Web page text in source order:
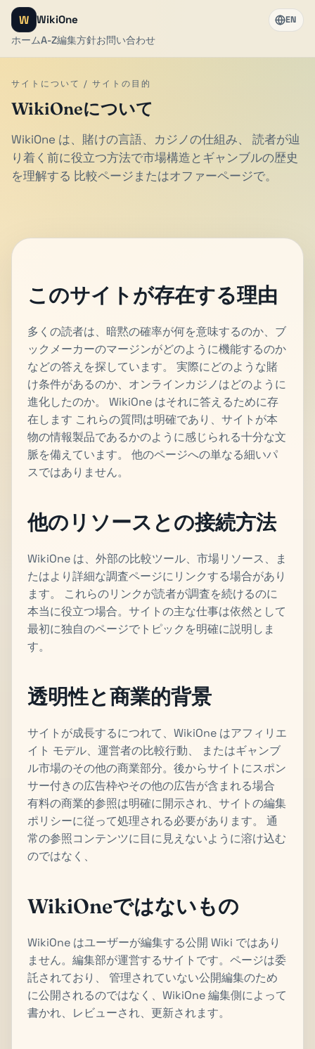
W WikiOne
ホームA-Z編集方針お問い合わせ
EN
サイトについて / サイトの目的
WikiOneについて
WikiOne は、賭けの言語、カジノの仕組み、 読者が辿
り着く前に役立つ方法で市場構造とギャンブルの歴史
を理解する 比較ページまたはオファーページで。
このサイトが存在する理由
多くの読者は、暗黙の確率が何を意味するのか、ブ
ックメーカーのマージンがどのように機能するのか
などの答えを探しています。 実際にどのような賭
け条件があるのか、オンラインカジノはどのように
進化したのか。 WikiOne はそれに答えるために存
在します これらの質問は明確であり、サイトが本
物の情報製品であるかのように感じられる十分な文
脈を備えています。 他のページへの単なる細いパ
スではありません。
他のリソースとの接続方法
WikiOne は、外部の比較ツール、市場リソース、ま
たはより詳細な調査ページにリンクする場合があり
ます。 これらのリンクが読者が調査を続けるのに
本当に役立つ場合。サイトの主な仕事は依然として
最初に独自のページでトピックを明確に説明しま
す。
透明性と商業的背景
サイトが成長するにつれて、WikiOne はアフィリエ
イト モデル、運営者の比較行動、 またはギャンブ
ル市場のその他の商業部分。後からサイトにスポン
サー付きの広告枠やその他の広告が含まれる場合
有料の商業的参照は明確に開示され、サイトの編集
ポリシーに従って処理される必要があります。 通
常の参照コンテンツに目に見えないように溶け込む
のではなく、
WikiOneではないもの
WikiOne はユーザーが編集する公開 Wiki ではあり
ません。編集部が運営するサイトです。ページは委
託されており、 管理されていない公開編集のため
に公開されるのではなく、WikiOne 編集側によって
書かれ、レビューされ、更新されます。